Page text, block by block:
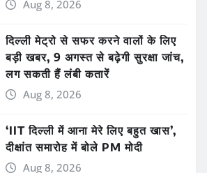
Aug 8, 2026
दिल्ली मेट्रो से सफर करने वालों के लिए
बड़ी खबर, 9 अगस्त से बढ़ेगी सुरक्षा जांच,
लग सकती हैं लंबी कतारें
Aug 8, 2026
‘IIT दिल्ली में आना मेरे लिए बहुत खास’,
दीक्षांत समारोह में बोले PM मोदी
Aug 8, 2026